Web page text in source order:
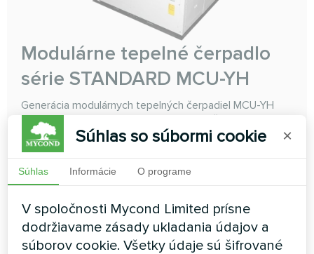
Modulárne tepelné čerpadlo
série STANDARD MCU-YH
Generácia modulárnych tepelných čerpadiel MCU-YH
typu vzduch-voda STANDARD sa vyznačuje
zdokonaleným riadením a mikroprocesorovou
architektúrou, čo vedie k rozšíreniu rozsahu prevádzky
moderným požiadavkám na komfort. Môžete
kombinovať maximálne 16 jednotiek tepelných čerpadiel
a získať tak celkový výkon od 66 kW do 3680 kW
Chladiaci výkon:66-460 kW
Súhlas so súbormi cookie ×
Súhlas Informácie O programe
V spoločnosti Mycond Limited prísne
dodržiavame zásady ukladania údajov a
súborov cookie. Všetky údaje sú šifrované